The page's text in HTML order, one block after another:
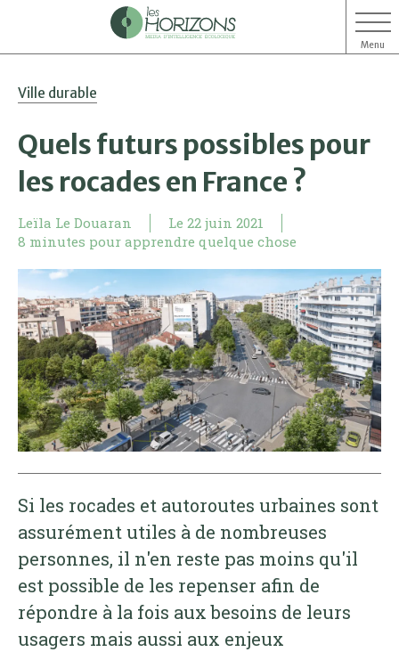
Menu
Ville durable
Quels futurs possibles pour
les rocades en France ?
Leïla Le Douaran Le 22 juin 2021
8 minutes pour apprendre quelque chose
Si les rocades et autoroutes urbaines sont
assurément utiles à de nombreuses
personnes, il n'en reste pas moins qu'il
est possible de les repenser afin de
répondre à la fois aux besoins de leurs
usagers mais aussi aux enjeux